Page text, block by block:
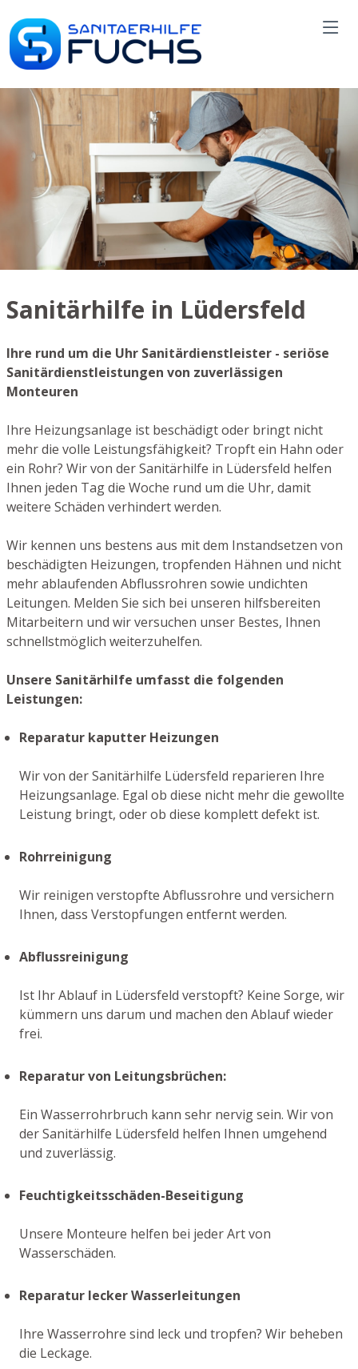
Sanitärhilfe in Lüdersfeld
Ihre rund um die Uhr Sanitärdienstleister - seriöse
Sanitärdienstleistungen von zuverlässigen
Monteuren
Ihre Heizungsanlage ist beschädigt oder bringt nicht
mehr die volle Leistungsfähigkeit? Tropft ein Hahn oder
ein Rohr? Wir von der Sanitärhilfe in Lüdersfeld helfen
Ihnen jeden Tag die Woche rund um die Uhr, damit
weitere Schäden verhindert werden.
Wir kennen uns bestens aus mit dem Instandsetzen von
beschädigten Heizungen, tropfenden Hähnen und nicht
mehr ablaufenden Abflussrohren sowie undichten
Leitungen. Melden Sie sich bei unseren hilfsbereiten
Mitarbeitern und wir versuchen unser Bestes, Ihnen
schnellstmöglich weiterzuhelfen.
Unsere Sanitärhilfe umfasst die folgenden
Leistungen:
Reparatur kaputter Heizungen
Wir von der Sanitärhilfe Lüdersfeld reparieren Ihre
Heizungsanlage. Egal ob diese nicht mehr die gewollte
Leistung bringt, oder ob diese komplett defekt ist.
Rohrreinigung
Wir reinigen verstopfte Abflussrohre und versichern
Ihnen, dass Verstopfungen entfernt werden.
Abflussreinigung
Ist Ihr Ablauf in Lüdersfeld verstopft? Keine Sorge, wir
kümmern uns darum und machen den Ablauf wieder
frei.
Reparatur von Leitungsbrüchen:
Ein Wasserrohrbruch kann sehr nervig sein. Wir von
der Sanitärhilfe Lüdersfeld helfen Ihnen umgehend
und zuverlässig.
Feuchtigkeitsschäden-Beseitigung
Unsere Monteure helfen bei jeder Art von
Wasserschäden.
Reparatur lecker Wasserleitungen
Ihre Wasserrohre sind leck und tropfen? Wir beheben
die Leckage.